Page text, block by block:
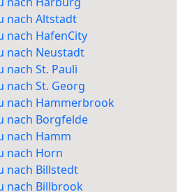
nach Altstadt
nach HafenCity
nach Neustadt
nach St. Pauli
nach St. Georg
nach Hammerbrook
nach Borgfelde
nach Hamm
nach Horn
nach Billstedt
nach Billbrook